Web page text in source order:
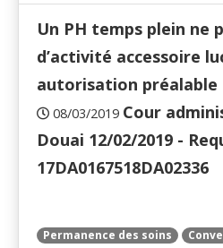
Un PH temps plein ne
d’activité accessoire
autorisation préalable
08/03/2019 Cour
Douai 12/02/2019 -
17DA0167518DA02336
Permanence des soins